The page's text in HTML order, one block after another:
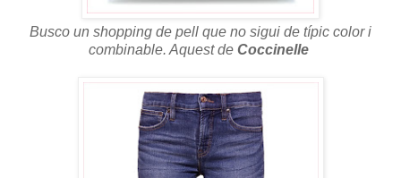
Busco un shopping de pell que no sigui de típic color i
combinable. Aquest de Coccinelle